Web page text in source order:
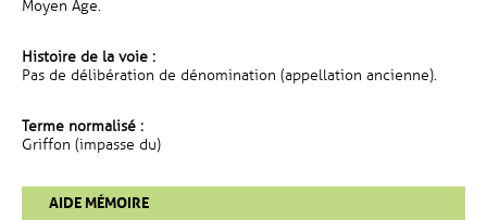
Moyen Âge.
Histoire de la voie :
Pas de délibération de dénomination (appellation ancienne).
Terme normalisé :
Griffon (impasse du)
AIDE MÉMOIRE